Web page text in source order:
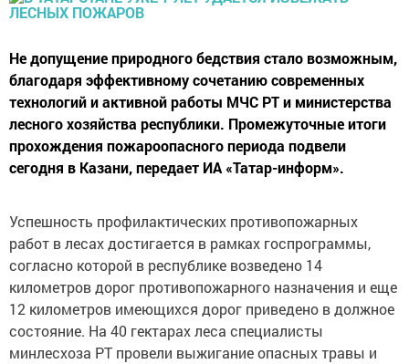
Не допущение природного бедствия стало возможным,
благодаря эффективному сочетанию современных
технологий и активной работы МЧС РТ и министерства
лесного хозяйства республики. Промежуточные итоги
прохождения пожароопасного периода подвели
сегодня в Казани, передает ИА «Татар-информ».
Успешность профилактических противопожарных
работ в лесах достигается в рамках госпрограммы,
согласно которой в республике возведено 14
километров дорог противопожарного назначения и еще
12 километров имеющихся дорог приведено в должное
состояние. На 40 гектарах леса специалисты
минлесхоза РТ провели выжигание опасных травы и